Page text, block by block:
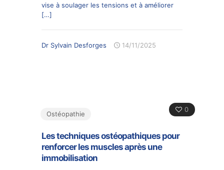
vise à soulager les tensions et à améliorer
[…]
Dr Sylvain Desforges 14/11/2025
0
Ostéopathie
Les techniques ostéopathiques pour
renforcer les muscles après une
immobilisation